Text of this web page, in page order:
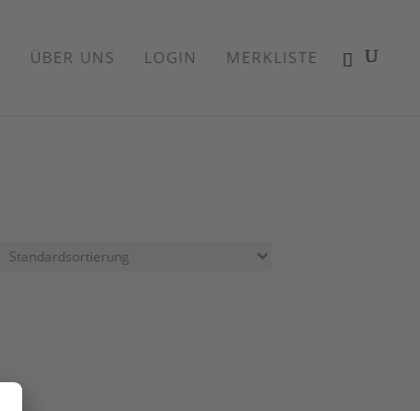
ÜBER UNS LOGIN MERKLISTE